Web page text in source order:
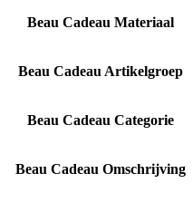
Beau Cadeau Materiaal
Beau Cadeau Artikelgroep
Beau Cadeau Categorie
Beau Cadeau Omschrijving